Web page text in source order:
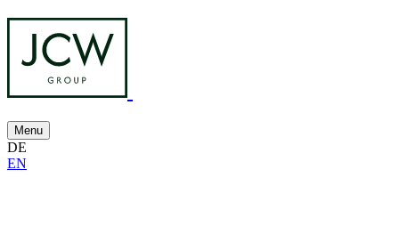
Menu
DE
EN